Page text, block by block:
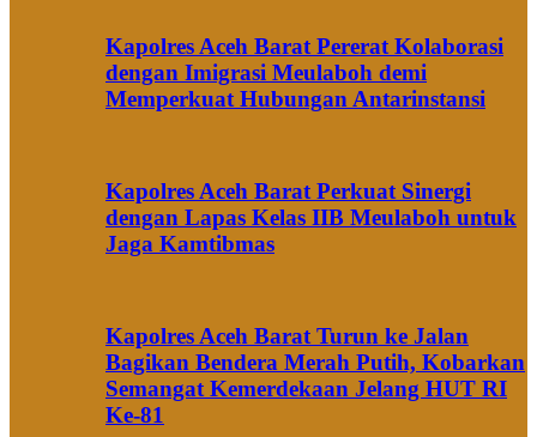
Kapolres Aceh Barat Pererat Kolaborasi
dengan Imigrasi Meulaboh demi
Memperkuat Hubungan Antarinstansi
Kapolres Aceh Barat Perkuat Sinergi
dengan Lapas Kelas IIB Meulaboh untuk
Jaga Kamtibmas
Kapolres Aceh Barat Turun ke Jalan
Bagikan Bendera Merah Putih, Kobarkan
Semangat Kemerdekaan Jelang HUT RI
Ke-81